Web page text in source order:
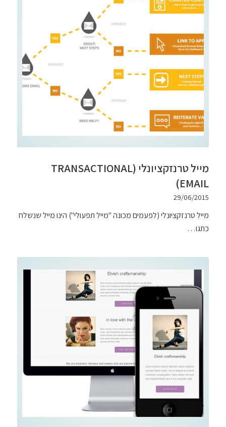
מייל טרנזקציונלי (TRANSACTIONAL
EMAIL)
29/06/2015
מייל טרנזקציונלי (לפעמים מכונה "מייל תפעולי") הינו מייל שנשלח
כתגו…